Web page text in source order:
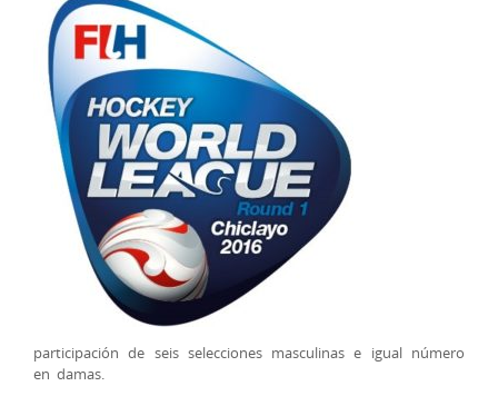
participación de seis selecciones masculinas e igual número
en damas.